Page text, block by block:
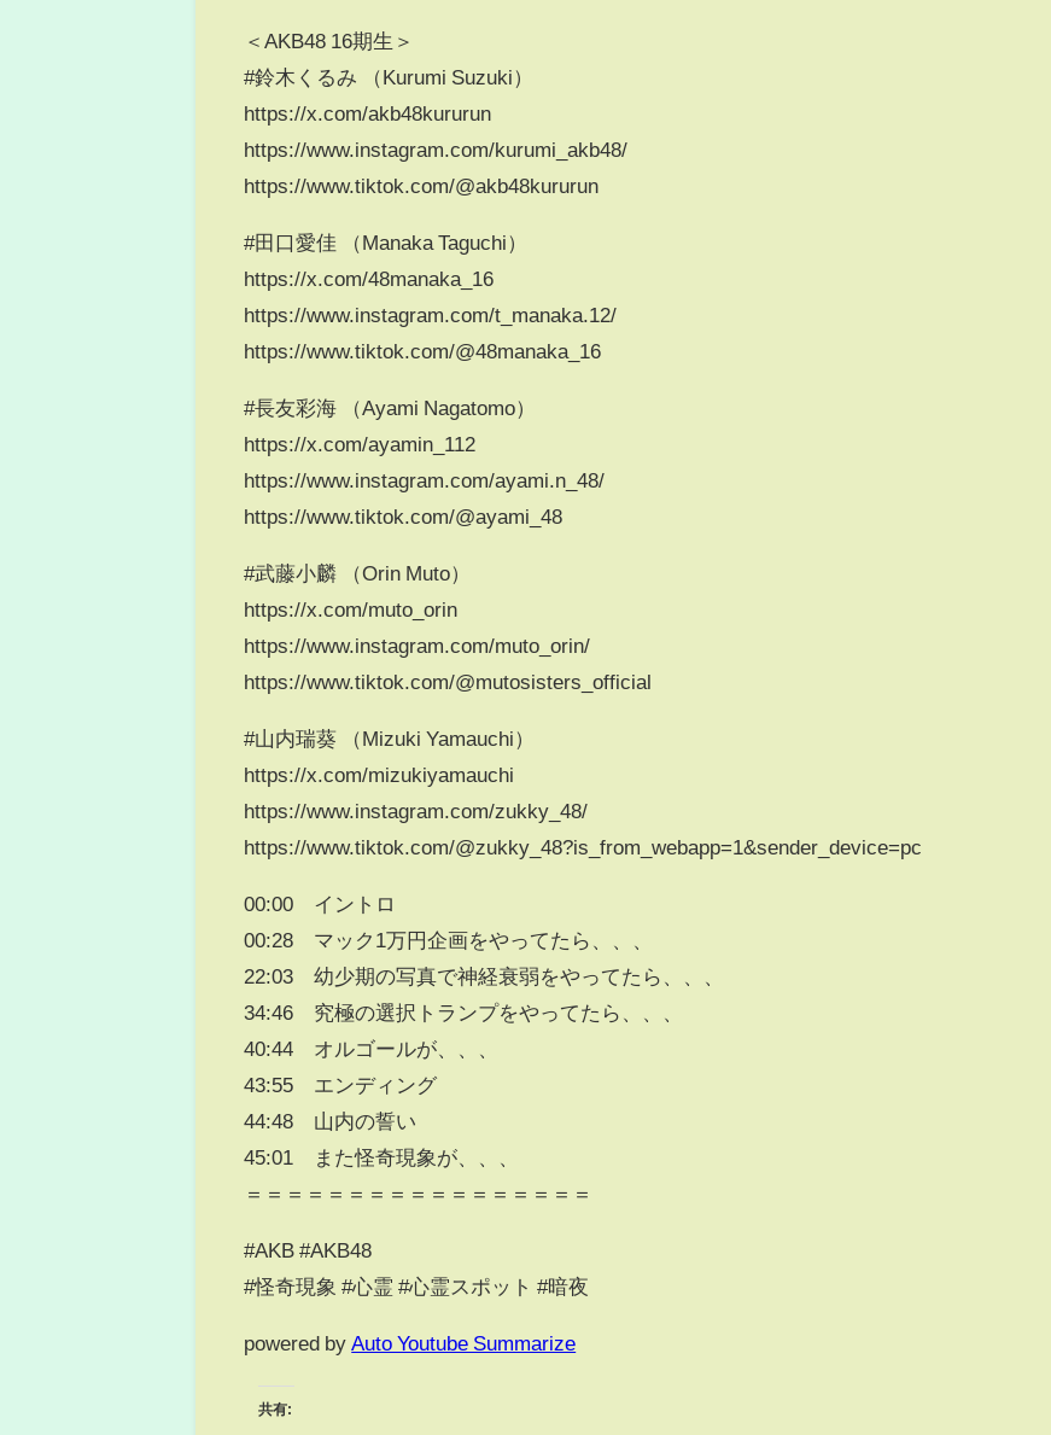
＜AKB48 16期生＞
#鈴木くるみ （Kurumi Suzuki）
https://x.com/akb48kururun
https://www.instagram.com/kurumi_akb48/
https://www.tiktok.com/@akb48kururun
#田口愛佳 （Manaka Taguchi）
https://x.com/48manaka_16
https://www.instagram.com/t_manaka.12/
https://www.tiktok.com/@48manaka_16
#長友彩海 （Ayami Nagatomo）
https://x.com/ayamin_112
https://www.instagram.com/ayami.n_48/
https://www.tiktok.com/@ayami_48
#武藤小麟 （Orin Muto）
https://x.com/muto_orin
https://www.instagram.com/muto_orin/
https://www.tiktok.com/@mutosisters_official
#山内瑞葵 （Mizuki Yamauchi）
https://x.com/mizukiyamauchi
https://www.instagram.com/zukky_48/
https://www.tiktok.com/@zukky_48?is_from_webapp=1&sender_device=pc
00:00 イントロ
00:28 マック1万円企画をやってたら、、、
22:03 幼少期の写真で神経衰弱をやってたら、、、
34:46 究極の選択トランプをやってたら、、、
40:44 オルゴールが、、、
43:55 エンディング
44:48 山内の誓い
45:01 また怪奇現象が、、、
＝＝＝＝＝＝＝＝＝＝＝＝＝＝＝＝＝
#AKB #AKB48
#怪奇現象 #心霊 #心霊スポット #暗夜
powered by Auto Youtube Summarize
共有: